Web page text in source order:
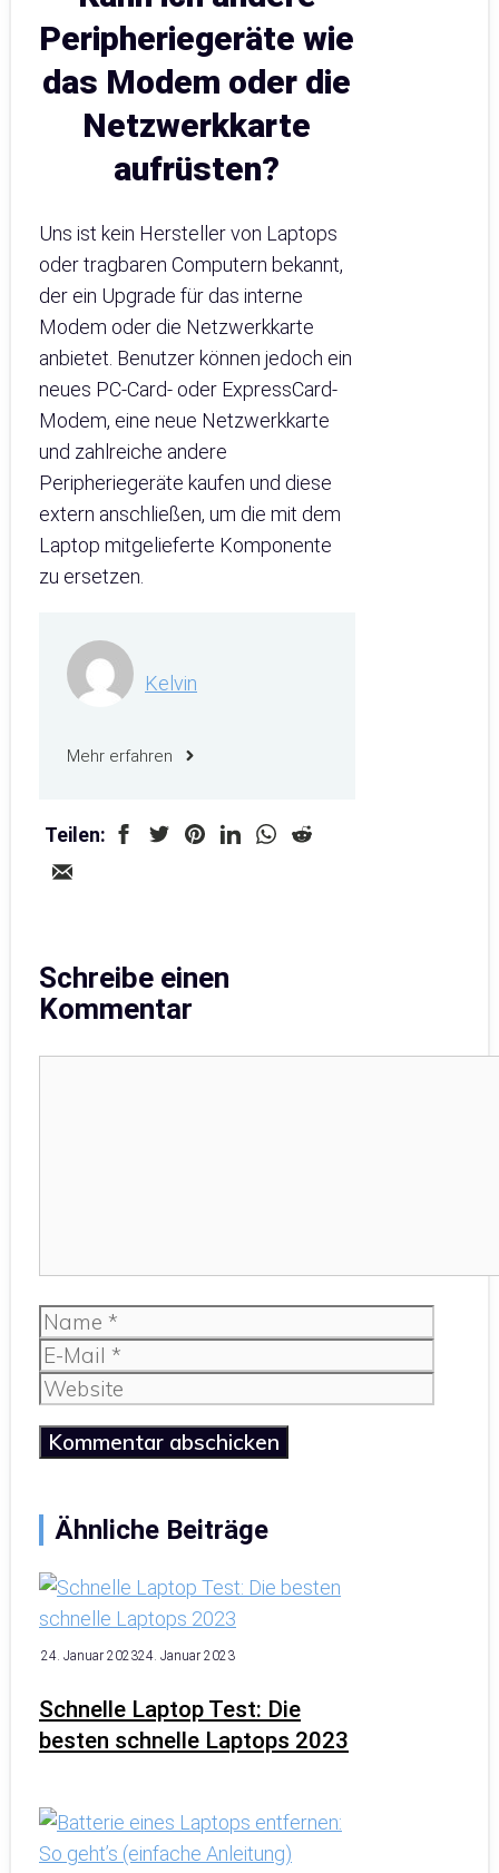
Peripheriegeräte wie
das Modem oder die
Netzwerkkarte
aufrüsten?
Uns ist kein Hersteller von Laptops
oder tragbaren Computern bekannt,
der ein Upgrade für das interne
Modem oder die Netzwerkkarte
anbietet. Benutzer können jedoch ein
neues PC-Card- oder ExpressCard-
Modem, eine neue Netzwerkkarte
und zahlreiche andere
Peripheriegeräte kaufen und diese
extern anschließen, um die mit dem
Laptop mitgelieferte Komponente
zu ersetzen.
Kelvin
Mehr erfahren
Teilen:
Schreibe einen
Kommentar
Name
E-
Mail
Website
Ähnliche Beiträge
Schnelle Laptop Test: Die
besten schnelle Laptops 2023
24. Januar 202324. Januar 2023